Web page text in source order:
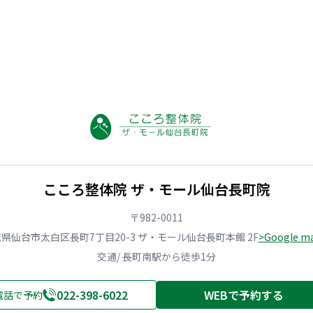
こころ整体院 ザ・モール仙台長町院
〒982-0011
仙台市太白区長町7丁目20-3 ザ・モール仙台長町本館 2F>Google
交通/ 長町南駅から徒歩1分
話で予約 022-398-6022 WEBで予約する